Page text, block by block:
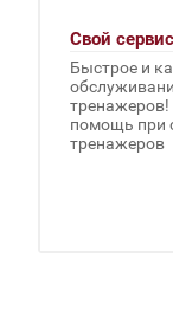
Свой
Быстрое и
помощь при
тренажеров